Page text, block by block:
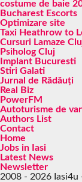
costume de baie
Bucharest Escorts
Optimizare site
Taxi Heathrow to
Cursuri Lamaze
Psiholog Cluj
Implant Bucuresti
Stiri Galati
Jurnal de Rădăuți
Real Biz
PowerFM
Autoturisme de
Authors List
Contact
Home
Jobs in Iasi
Latest News
Newsletter
2008 - 2026 Iasi4u